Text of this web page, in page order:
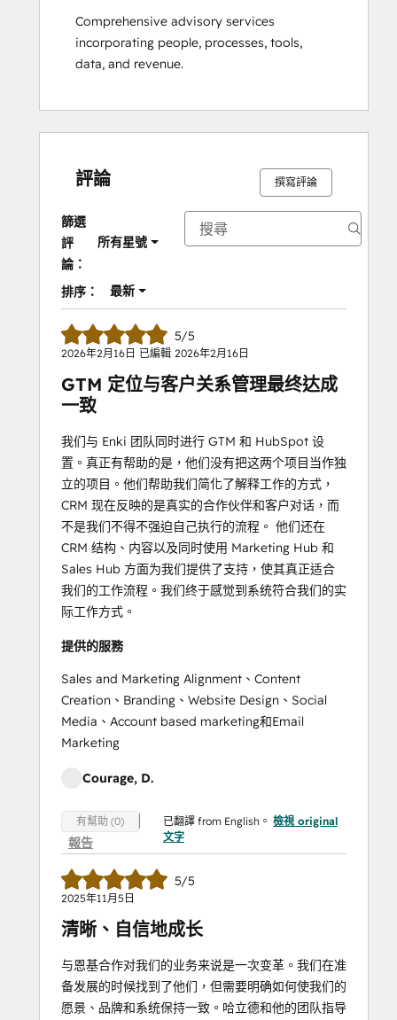
Comprehensive advisory services
incorporating people, processes, tools,
data, and revenue.
評論 撰寫評論
篩選
評
論：
所有星號
排序： 最新
5/5
2026年2月16日 已編輯 2026年2月16日
GTM 定位与客户关系管理最终达成
一致
我们与 Enki 团队同时进行 GTM 和 HubSpot 设
置。真正有帮助的是，他们没有把这两个项目当作独
立的项目。他们帮助我们简化了解释工作的方式，
CRM 现在反映的是真实的合作伙伴和客户对话，而
不是我们不得不强迫自己执行的流程。 他们还在
CRM 结构、内容以及同时使用 Marketing Hub 和
Sales Hub 方面为我们提供了支持，使其真正适合
我们的工作流程。我们终于感觉到系统符合我们的实
际工作方式。
提供的服務
Sales and Marketing Alignment、Content
Creation、Branding、Website Design、Social
Media、Account based marketing和Email
Marketing
Courage, D.
有幫助 (0)
報告
已翻譯 from English。 檢視 original
文字
5/5
2025年11月5日
清晰、自信地成长
与恩基合作对我们的业务来说是一次变革。我们在准
备发展的时候找到了他们，但需要明确如何使我们的
愿景、品牌和系统保持一致。哈立德和他的团队指导